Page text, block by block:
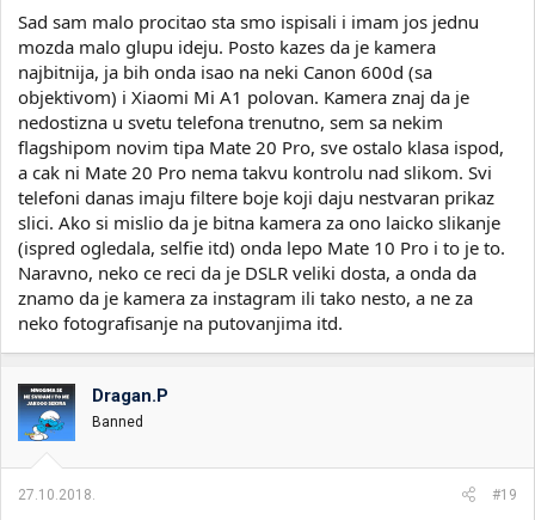
Sad sam malo procitao sta smo ispisali i imam jos jednu
mozda malo glupu ideju. Posto kazes da je kamera
najbitnija, ja bih onda isao na neki Canon 600d (sa
objektivom) i Xiaomi Mi A1 polovan. Kamera znaj da je
nedostizna u svetu telefona trenutno, sem sa nekim
flagshipom novim tipa Mate 20 Pro, sve ostalo klasa ispod,
a cak ni Mate 20 Pro nema takvu kontrolu nad slikom. Svi
telefoni danas imaju filtere boje koji daju nestvaran prikaz
slici. Ako si mislio da je bitna kamera za ono laicko slikanje
(ispred ogledala, selfie itd) onda lepo Mate 10 Pro i to je to.
Naravno, neko ce reci da je DSLR veliki dosta, a onda da
znamo da je kamera za instagram ili tako nesto, a ne za
neko fotografisanje na putovanjima itd.
Dragan.P
Banned
27.10.2018. #19